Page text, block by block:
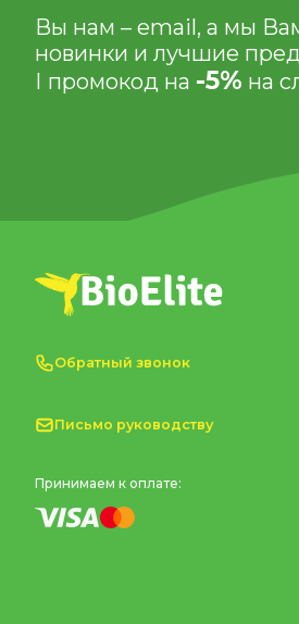
Вы нам – email, а мы
новинки и лучшие
І промокод на -5% на
Обратный звонок
Письмо руководству
Принимаем к оплате: